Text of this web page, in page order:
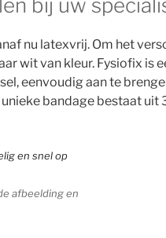
bij uw
nu latexvrij. Om het
wit van kleur. Fysiofix is
eenvoudig aan te
bandage bestaat uit
afbeelding en